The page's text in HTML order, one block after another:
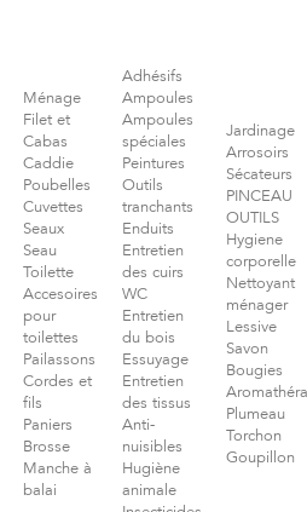
Ménage
Filet et
Cabas
Caddie
Poubelles
Cuvettes
Seaux
Seau
Toilette
Accesoires
pour
toilettes
Pailassons
Cordes et
fils
Paniers
Brosse
Manche à
balai
Adhésifs
Ampoules
Ampoules
spéciales
Peintures
Outils
tranchants
Enduits
Entretien
des cuirs
WC
Entretien
du bois
Essuyage
Entretien
des tissus
Anti-
nuisibles
Hugiène
animale
Jardinage
Arrosoirs
Sécateurs
PINCEAU
OUTILS
Hygiene
corporelle
Nettoyant
ménager
Lessive
Savon
Bougies
Plumeau
Torchon
Goupillon